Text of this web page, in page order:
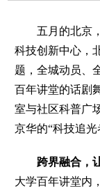
五月的北京，
科技创新中心，
题，全城动员、
百年讲堂的话剧
室与社区科普广
京华的“科技追光
跨界融合，
大学百年讲堂内